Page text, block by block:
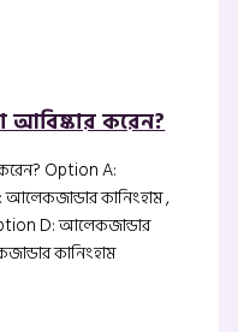
আবিষ্কার করেন?
করেন? Option A:
কানিংহাম ,
D: আলেকজান্ডার
কানিংহাম